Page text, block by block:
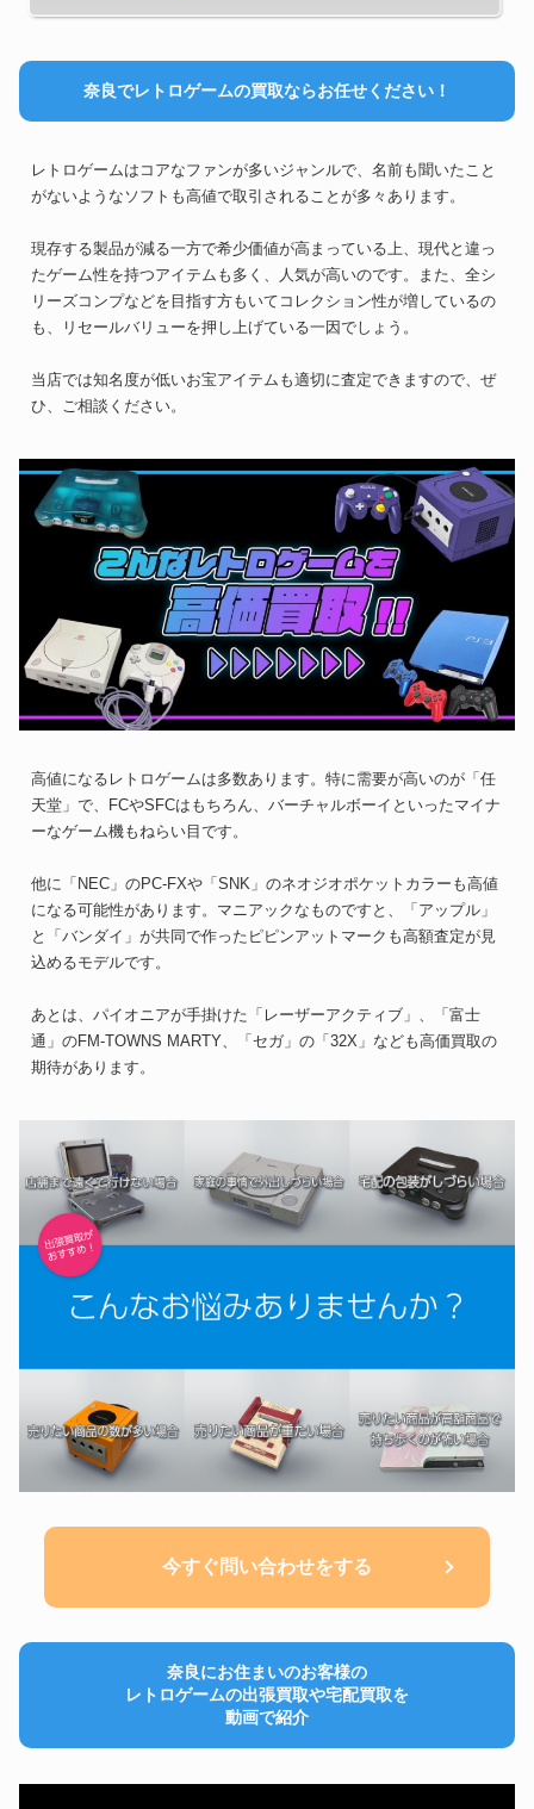
奈良でレトロゲームの買取ならお任せください！
レトロゲームはコアなファンが多いジャンルで、名前も聞いたこと
がないようなソフトも高値で取引されることが多々あります。
現存する製品が減る一方で希少価値が高まっている上、現代と違っ
たゲーム性を持つアイテムも多く、人気が高いのです。また、全シ
リーズコンプなどを目指す方もいてコレクション性が増しているの
も、リセールバリューを押し上げている一因でしょう。
当店では知名度が低いお宝アイテムも適切に査定できますので、ぜ
ひ、ご相談ください。
高値になるレトロゲームは多数あります。特に需要が高いのが「任
天堂」で、FCやSFCはもちろん、バーチャルボーイといったマイナ
ーなゲーム機もねらい目です。
他に「NEC」のPC-FXや「SNK」のネオジオポケットカラーも高値
になる可能性があります。マニアックなものですと、「アップル」
と「バンダイ」が共同で作ったピピンアットマークも高額査定が見
込めるモデルです。
あとは、パイオニアが手掛けた「レーザーアクティブ」、「富士
通」のFM-TOWNS MARTY、「セガ」の「32X」なども高価買取の
期待があります。
今すぐ問い合わせをする
奈良にお住まいのお客様の
レトロゲームの出張買取や宅配買取を
動画で紹介